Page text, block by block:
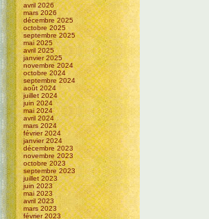
avril 2026
mars 2026
décembre 2025
octobre 2025
septembre 2025
mai 2025
avril 2025
janvier 2025
novembre 2024
octobre 2024
septembre 2024
août 2024
juillet 2024
juin 2024
mai 2024
avril 2024
mars 2024
février 2024
janvier 2024
décembre 2023
novembre 2023
octobre 2023
septembre 2023
juillet 2023
juin 2023
mai 2023
avril 2023
mars 2023
février 2023